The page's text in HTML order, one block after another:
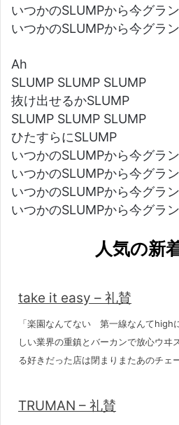
いつかのSLUMPから今グラ
いつかのSLUMPから今グラ
Ah
SLUMP SLUMP SLUMP
抜け出せるかSLUMP
SLUMP SLUMP SLUMP
ひたすらにSLUMP
いつかのSLUMPから今グラ
いつかのSLUMPから今グラ
いつかのSLUMPから今グラ
いつかのSLUMPから今グラ
人気の新
take it easy – 礼賛
「楽園なんてない 第一線なんてhigh
しい業界の重鎮とバーカンで放心ウヰ
る好きだった店は閉まりまたあのチェ
TRUMAN – 礼賛